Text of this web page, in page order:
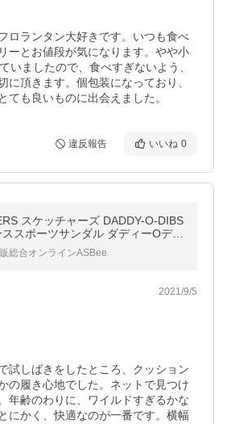
ロランタン大好きです。いつも食べ
ーとお値段が気になります。やや小
いましたので、食べすぎないよう、
に頂きます。個包装になっており、
ても良いものに出会えました。
違反報告 いいね 0
スケッチャーズ DADDY-O-DIBS
スポーツサンダル ダディーOディ
BLK ブラック
総合オンラインASBee
2021/9/5
試しばきをしたところ、クッション
の履き心地でした。ネットで見つけ
年齢のわりに、ワイルドすぎるかな
にかく、快適なのが一番です。横幅